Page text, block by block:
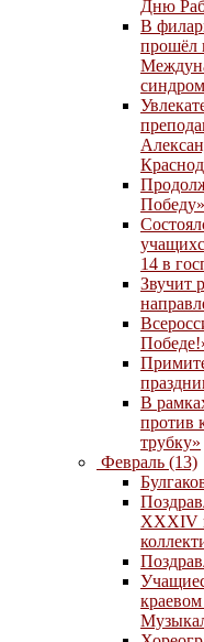
Дню
В
прошёл
14 в
Звучит
В
против
трубку»
Февраль (13)
XXXIV